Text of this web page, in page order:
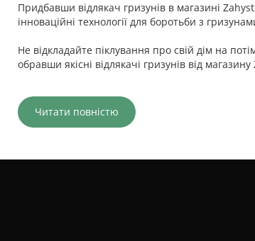
Придбавши відлякач гризунів в магазині
інноваційні технології для боротьби з
Не відкладайте піклування про свій дім на
обравши якісні відлякачі гризунів від
Читати повністю